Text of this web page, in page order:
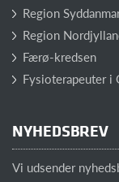
Region
Region
Færø-kredsen
Fysioterapeuter i
NYHEDSBREV
Vi udsender